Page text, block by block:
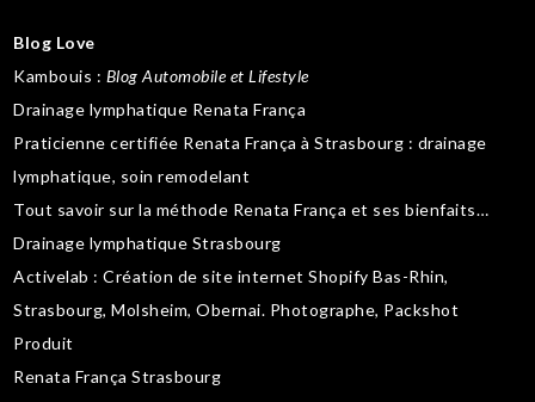
Blog Love
Kambouis : Blog Automobile et Lifestyle
Drainage lymphatique Renata França
Praticienne certifiée Renata França à Strasbourg : drainage
lymphatique, soin remodelant
Tout savoir sur la méthode Renata França et ses bienfaits…
Drainage lymphatique Strasbourg
Activelab : Création de site internet Shopify Bas-Rhin,
Strasbourg, Molsheim, Obernai. Photographe, Packshot
Produit
Renata França Strasbourg